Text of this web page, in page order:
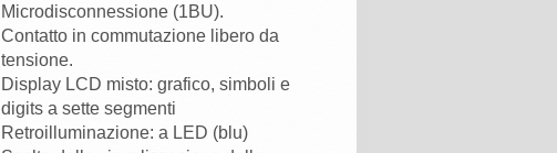
Microdisconnessione (1BU).
Contatto in commutazione libero da
tensione.
Display LCD misto: grafico, simboli e
digits a sette segmenti
Retroilluminazione: a LED (blu)